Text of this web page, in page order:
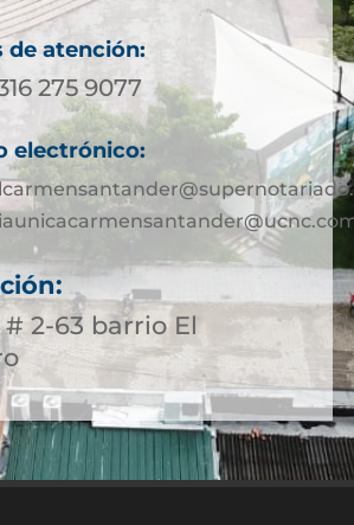
de atención:
275 9077
electrónico:
# 2-63 barrio El